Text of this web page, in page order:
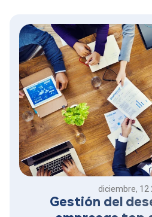
diciembre, 12
Gestión del